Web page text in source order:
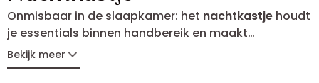
Onmisbaar in de slaapkamer: het nachtkastje houdt
je essentials binnen handbereik en maakt
tegelijkertijd je decoratie compleet. Met lades, een
open opbergvak of een minimalistisch design past
Bekijk meer